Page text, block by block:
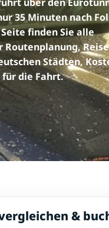
35 Minuten nach
finden Sie alle
Städten,
die Fahrt.
&